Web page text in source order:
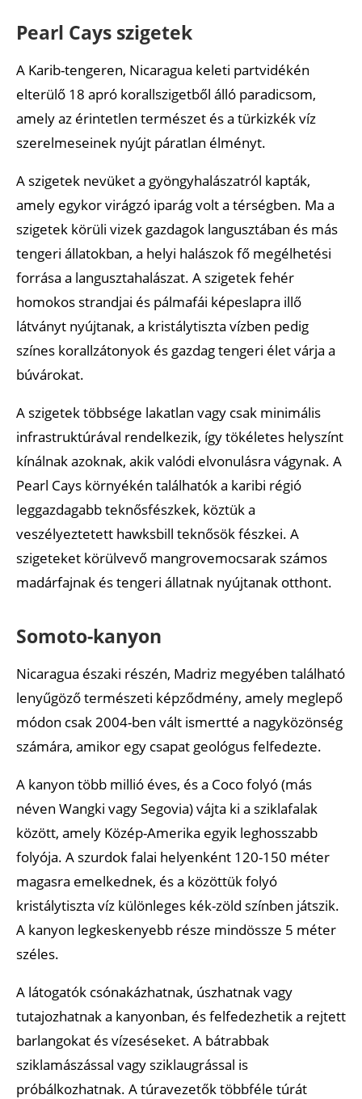
Pearl Cays szigetek
A Karib-tengeren, Nicaragua keleti partvidékén
elterülő 18 apró korallszigetből álló paradicsom,
amely az érintetlen természet és a türkizkék víz
szerelmeseinek nyújt páratlan élményt.
A szigetek nevüket a gyöngyhalászatról kapták,
amely egykor virágzó iparág volt a térségben. Ma a
szigetek körüli vizek gazdagok langusztában és más
tengeri állatokban, a helyi halászok fő megélhetési
forrása a langusztahalászat. A szigetek fehér
homokos strandjai és pálmafái képeslapra illő
látványt nyújtanak, a kristálytiszta vízben pedig
színes korallzátonyok és gazdag tengeri élet várja a
búvárokat.
A szigetek többsége lakatlan vagy csak minimális
infrastruktúrával rendelkezik, így tökéletes helyszínt
kínálnak azoknak, akik valódi elvonulásra vágynak. A
Pearl Cays környékén találhatók a karibi régió
leggazdagabb teknősfészkek, köztük a
veszélyeztetett hawksbill teknősök fészkei. A
szigeteket körülvevő mangrovemocsarak számos
madárfajnak és tengeri állatnak nyújtanak otthont.
Somoto-kanyon
Nicaragua északi részén, Madriz megyében található
lenyűgöző természeti képződmény, amely meglepő
módon csak 2004-ben vált ismertté a nagyközönség
számára, amikor egy csapat geológus felfedezte.
A kanyon több millió éves, és a Coco folyó (más
néven Wangki vagy Segovia) vájta ki a sziklafalak
között, amely Közép-Amerika egyik leghosszabb
folyója. A szurdok falai helyenként 120-150 méter
magasra emelkednek, és a közöttük folyó
kristálytiszta víz különleges kék-zöld színben játszik.
A kanyon legkeskenyebb része mindössze 5 méter
széles.
A látogatók csónakázhatnak, úszhatnak vagy
tutajozhatnak a kanyonban, és felfedezhetik a rejtett
barlangokat és vízeséseket. A bátrabbak
sziklamászással vagy sziklaugrással is
próbálkozhatnak. A túravezetők többféle túrát